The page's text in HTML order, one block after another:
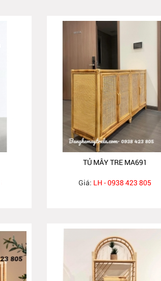
TỦ MÂY TRE MA691
Giá: LH - 0938 423 805